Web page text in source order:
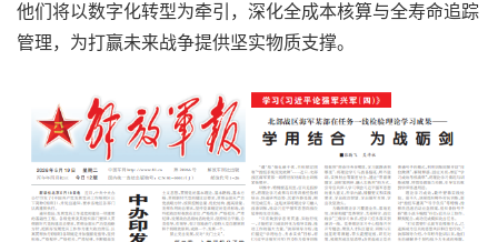
他们将以数字化转型为牵引，深化全成本核算与全寿命追踪
管理，为打赢未来战争提供坚实物质支撑。